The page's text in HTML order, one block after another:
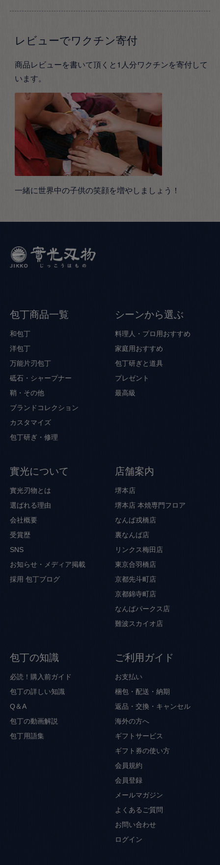
レビューでワクチン寄付
商品レビューを書いて頂くと1人分ワクチンを寄付して
います。
一緒に世界中の子供の笑顔を増やしましょう！
包丁商品一覧
和包丁
洋包丁
万能片刃包丁
砥石・シャープナー
鞘・その他
ブランドコレクション
カスタマイズ
包丁研ぎ・修理
シーンから選ぶ
料理人・プロ用おすすめ
家庭用おすすめ
包丁研ぎと道具
プレゼント
最高級
實光について
實光刃物とは
選ばれる理由
会社概要
受賞歴
SNS
お知らせ・メディア掲載
採用 包丁ブログ
店舗案内
堺本店
堺本店 本焼専門フロア
なんば戎橋店
裏なんば店
リンクス梅田店
東京合羽橋店
京都先斗町店
京都錦寺町店
なんばパークス店
難波スカイオ店
包丁の知識
必読！購入前ガイド
包丁の詳しい知識
Q＆A
包丁の動画解説
包丁用語集
ご利用ガイド
お支払い
梱包・配送・納期
返品・交換・キャンセル
海外の方へ
ギフトサービス
ギフト券の使い方
会員規約
会員登録
メールマガジン
よくあるご質問
お問い合わせ
ログイン